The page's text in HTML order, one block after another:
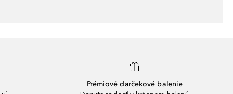
Prémiové darčekové balenie